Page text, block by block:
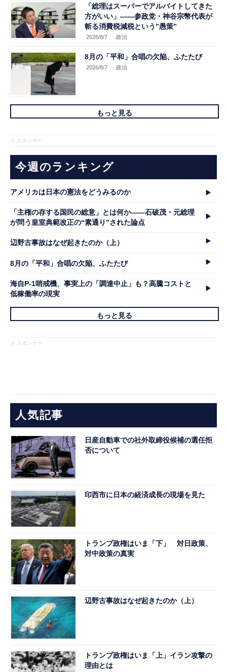
「総理はスーパーでアルバイトしてきた
方がいい」――参政党・神谷宗幣代表が
斬る消費税減税という”愚策”
2026/8/7 .政治
8月の「平和」合唱の欠陥、ふたたび
2026/8/7 .政治
もっと見る
※ スポンサー
今週のランキング
アメリカは日本の憲法をどうみるのか
「主権の存する国民の総意」とは何か――石破茂・元総理
が問う皇室典範改正の“素通り”された論点
辺野古事故はなぜ起きたのか（上）
8月の「平和」合唱の欠陥、ふたたび
海自P-1哨戒機、事実上の「調達中止」も？高騰コストと
低稼働率の現実
もっと見る
※ スポンサー
人気記事
日産自動車での社外取締役候補の選任拒
否について
印西市に日本の経済成長の現場を見た
トランプ政権はいま「下」 対日政策、
対中政策の真実
辺野古事故はなぜ起きたのか（上）
トランプ政権はいま「上」イラン攻撃の
理由とは